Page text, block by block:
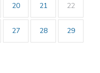
20 21 22
27 28 29